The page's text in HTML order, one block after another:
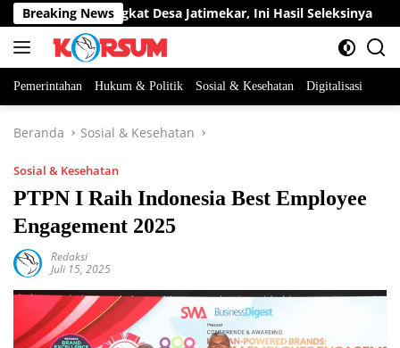
Langsung
ke
konten
Breaking News
Perangkat Desa Jatimekar, Ini Hasil Seleksinya
Pemerintahan Hukum & Politik Sosial & Kesehatan Digitalisasi
Beranda Sosial & Kesehatan
Sosial & Kesehatan
PTPN I Raih Indonesia Best Employee
Engagement 2025
Redaksi
Juli 15, 2025